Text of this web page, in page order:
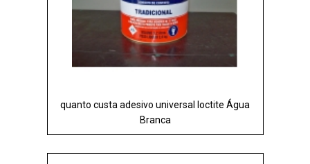
quanto custa adesivo universal loctite Água
Branca